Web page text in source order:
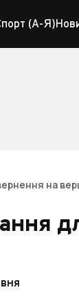
(А-Я)
на